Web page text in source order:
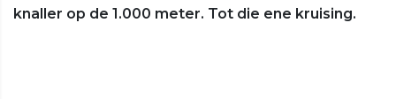
knaller op de 1.000 meter. Tot die ene kruising.